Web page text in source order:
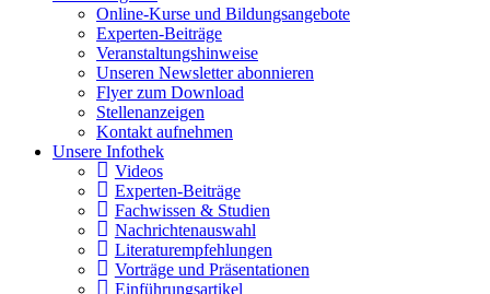
Online-Kurse und Bildungsangebote
Experten-Beiträge
Veranstaltungshinweise
Unseren Newsletter abonnieren
Flyer zum Download
Stellenanzeigen
Kontakt aufnehmen
Unsere Infothek
Videos
Experten-Beiträge
Fachwissen & Studien
Nachrichtenauswahl
Literaturempfehlungen
Vorträge und Präsentationen
Einführungsartikel